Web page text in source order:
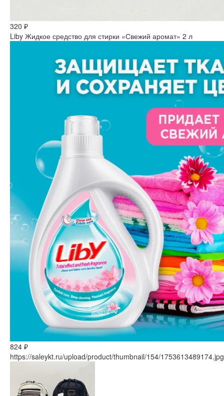
320 ₽
Liby Жидкое средство для стирки «Свежий аромат» 2 л
824 ₽
https://saleykt.ru/upload/product/thumbnail/154/1753613489174.jpg